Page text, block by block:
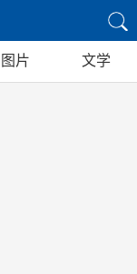
图片 文学